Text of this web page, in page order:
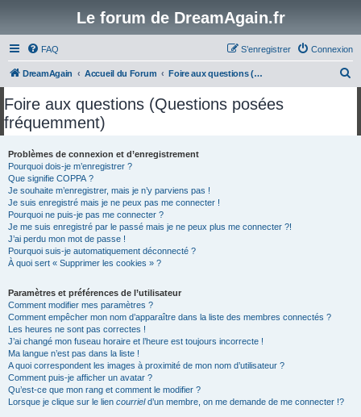
Le forum de DreamAgain.fr
FAQ Connexion
S’enregistrer
DreamAgain Accueil du Forum Foire aux questions (Questions posées fréquemment)
Foire aux questions (Questions posées
fréquemment)
Problèmes de connexion et d’enregistrement
Pourquoi dois-je m’enregistrer ?
Que signifie COPPA ?
Je souhaite m’enregistrer, mais je n’y parviens pas !
Je suis enregistré mais je ne peux pas me connecter !
Pourquoi ne puis-je pas me connecter ?
Je me suis enregistré par le passé mais je ne peux plus me connecter ?!
J’ai perdu mon mot de passe !
Pourquoi suis-je automatiquement déconnecté ?
À quoi sert « Supprimer les cookies » ?
Paramètres et préférences de l’utilisateur
Comment modifier mes paramètres ?
Comment empêcher mon nom d’apparaître dans la liste des membres connectés ?
Les heures ne sont pas correctes !
J’ai changé mon fuseau horaire et l’heure est toujours incorrecte !
Ma langue n’est pas dans la liste !
A quoi correspondent les images à proximité de mon nom d’utilisateur ?
Comment puis-je afficher un avatar ?
Qu’est-ce que mon rang et comment le modifier ?
Lorsque je clique sur le lien courrield’un membre, on me demande de me connecter !?